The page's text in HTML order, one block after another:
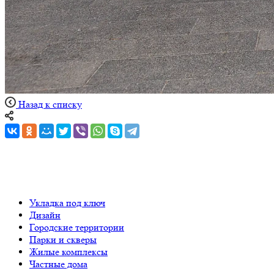
Назад к списку
Укладка под ключ
Дизайн
Городские территории
Парки и скверы
Жилые комплексы
Частные дома